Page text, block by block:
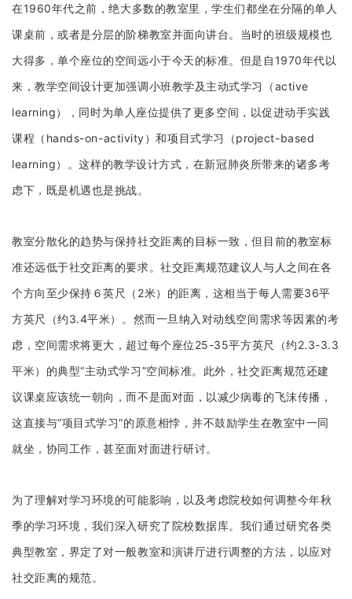
在1960年代之前，绝大多数的教室里，学生们都坐在分隔的单人
课桌前，或者是分层的阶梯教室并面向讲台。当时的班级规模也
大得多，单个座位的空间远小于今天的标准。但是自1970年代以
来，教学空间设计更加强调小班教学及主动式学习（active
learning），同时为单人座位提供了更多空间，以促进动手实践
课程（hands-on-activity）和项目式学习（project-based
learning）。这样的教学设计方式，在新冠肺炎所带来的诸多考
虑下，既是机遇也是挑战。
教室分散化的趋势与保持社交距离的目标一致，但目前的教室标
准还远低于社交距离的要求。社交距离规范建议人与人之间在各
个方向至少保持６英尺（2米）的距离，这相当于每人需要36平
方英尺（约3.4平米）。然而一旦纳入对动线空间需求等因素的考
虑，空间需求将更大，超过每个座位25-35平方英尺（约2.3-3.3
平米）的典型“主动式学习”空间标准。此外，社交距离规范还建
议课桌应该统一朝向，而不是面对面，以减少病毒的飞沫传播，
这直接与“项目式学习”的原意相悖，并不鼓励学生在教室中一同
就坐，协同工作，甚至面对面进行研讨。
为了理解对学习环境的可能影响，以及考虑院校如何调整今年秋
季的学习环境，我们深入研究了院校数据库。我们通过研究各类
典型教室，界定了对一般教室和演讲厅进行调整的方法，以应对
社交距离的规范。